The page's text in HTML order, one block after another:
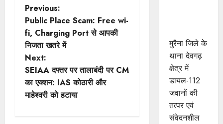
P
o
s
t
n
Previous:
Public Place Scam: Free wi-
fi, Charging Port से आपकी
निजता खतरे में
Next:
SEIAA दफ्तर पर तालाबंदी पर CM
का एक्शन: IAS कोठारी और
माहेश्वरी को हटाया
मुरैना जिले के
थाना देवगढ़
क्षेत्र में
डायल-112
जवानों की
तत्पर एवं
संवेदनशील